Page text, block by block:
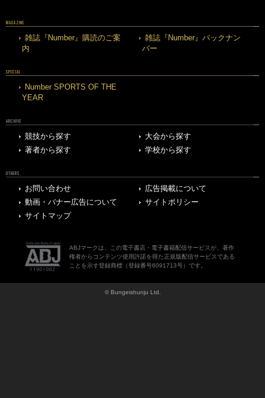
MAGAZINE
雑誌『Number』購読のご案
内
雑誌『Number』バックナン
バー
SPECIAL
Number SPORTS OF THE
YEAR
ARCHIVE
競技から探す
大会から探す
著者から探す
学校から探す
OTHERS
お問い合わせ
広告掲載について
動画・バナー広告について
サイトポリシー
サイトマップ
ABJマークは、この電子書店・電子書籍配信サービスが、著作
権者からコンテンツ使用許諾を得た正規版配信サービスである
ことを示す登録商標（登録番号6091713号）です。
© Bungeishunju Ltd.